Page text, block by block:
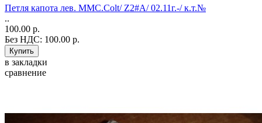
Петля капота лев. MMС.Colt/ Z2#A/ 02.11г.-/ к.т.№
..
100.00 р.
Без НДС: 100.00 р.
в закладки
сравнение